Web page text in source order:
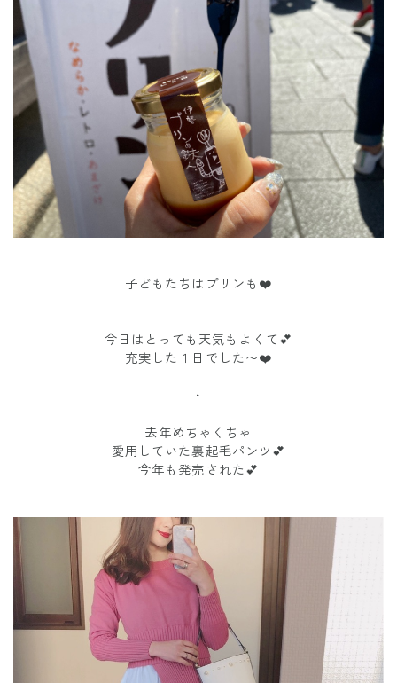
子どもたちはプリンも❤️
今日はとっても天気もよくて💕
充実した１日でした〜❤️
・
去年めちゃくちゃ
愛用していた裏起毛パンツ💕
今年も発売された💕